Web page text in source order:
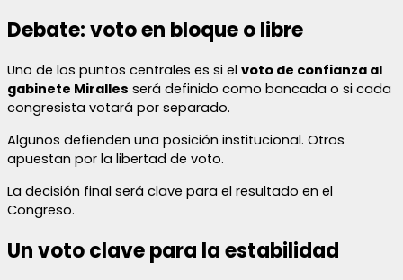
Debate: voto en bloque o libre
Uno de los puntos centrales es si el voto de confianza al
gabinete Miralles será definido como bancada o si cada
congresista votará por separado.
Algunos defienden una posición institucional. Otros
apuestan por la libertad de voto.
La decisión final será clave para el resultado en el
Congreso.
Un voto clave para la estabilidad